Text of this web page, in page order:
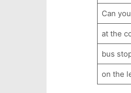
Can
at the
bus
on the